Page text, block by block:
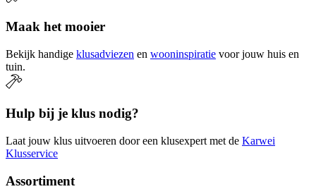
Maak het mooier
Bekijk handige klusadviezen en wooninspiratie voor jouw huis en
tuin.
Hulp bij je klus nodig?
Laat jouw klus uitvoeren door een klusexpert met de Karwei
Klusservice
Assortiment